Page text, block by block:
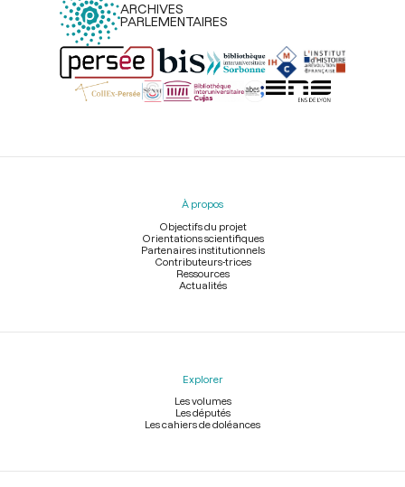
ARCHIVES
PARLEMENTAIRES
Menu
À propos
Objectifs du projet
Orientations scientifiques
Partenaires institutionnels
Contributeurs-trices
Ressources
Actualités
Explorer
Les volumes
Les députés
Les cahiers de doléances